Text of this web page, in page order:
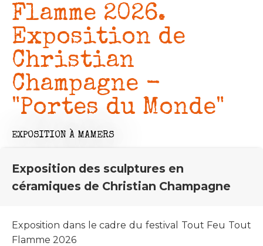
Flamme 2026.
Exposition de
Christian
Champagne -
"Portes du Monde"
EXPOSITION À MAMERS
Exposition des sculptures en
céramiques de Christian Champagne
Exposition dans le cadre du festival Tout Feu Tout
Flamme 2026